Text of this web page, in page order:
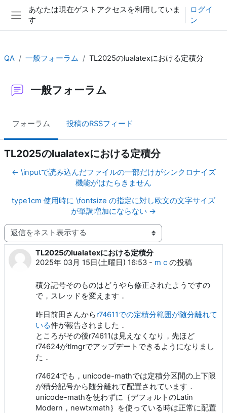
メインコンテンツへスキップする
サイドパネル
あなたは現在ゲストアクセスを利用していま
す
ログイ
ン
QA 一般フォーラム TL2025のlualatexにおける定積分
一般フォーラム
フォーラム 投稿のRSSフィード
TL2025のlualatexにおける定積分
← \inputで読み込んだファイルの一部だけがシンクロナイズ
機能がはたらきません
type1cm 使用時に \fontsize の指定に対し欧文の文字サイズ
が単調増加にならない →
表示モード
TL2025のlualatexにおける定積分
2025年 03月 15日(土曜日) 16:53 - m c の投稿
返信数: 7
積分記号そのものはどうやら修正されたようですの
で，スレッドを変えます．
昨日前田さんからr74611での定積分範囲が随分離れて
いる件が報告されました．
ところがその後r74611は見えなくなり，先ほど
r74624がtlmgrでアップデートできるようになりまし
た．
r74624でも，unicode-mathでは定積分区間の上下限
が積分記号から随分離れて配置されています．
unicode-mathを使わずに｛デフォルトのLatin
Modern，newtxmath｝を使っている時は正常に配置